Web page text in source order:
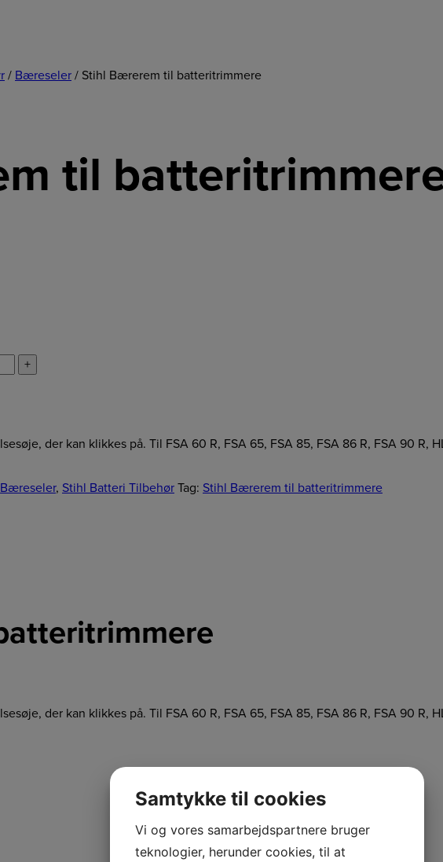
/ Bæreseler / Stihl Bærerem til batteritrimmere
til
+
der kan klikkes på. Til FSA 60 R, FSA 65, FSA 85, FSA 86 R, FSA 90 R,
Bæreseler, Stihl Batteri Tilbehør Tag: Stihl Bærerem til batteritrimmere
der kan klikkes på. Til FSA 60 R, FSA 65, FSA 85, FSA 86 R, FSA 90 R,
Samtykke til cookies
Vi og vores samarbejdspartnere bruger
teknologier, herunder cookies, til at